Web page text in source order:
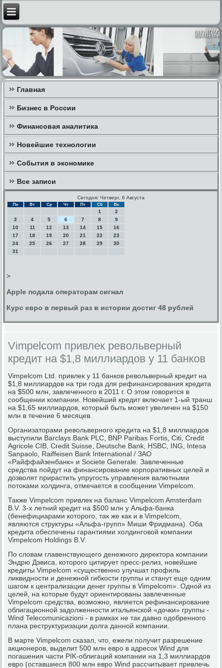
Главная
Бизнес в России
Финансовая аналитика
Новейшие технологии
События в экономике
Все записи
Сегодня: Четверг, 6 Августа
Пн Вт Ср Чт Пт Сб Вс
1
2
3
4 5 6 7 8
9
10
11 12 13 14 15
16
17
18 19 20 21 22
23
24
25 26 27 28 29
30
31
>
Apple подала операторам сигнал
Курс евро в первый раз в истории достиг 48 рублей
Vimpelcom привлек револьверный
кредит на $1,8 миллиардов у 11 банков
Vimpelcom Ltd. привлек у 11 банков револьверный кредит на
$1,8 миллиардов на три года для рефинансирования кредита
на $500 млн, завлеченного в 2011 г. О этом говорится в
сообщении компании. Новейший кредит включает 1-ый транш
на $1,65 миллиардов, который быть может увеличен на $150
млн в течение 6 месяцев.
Организаторами револьверного кредита на $1,8 миллиардов
выступили Barclays Bank PLC, BNP Paribas Fortis, Citi, Credit
Agricole CIB, Credit Suisse, Deutsche Bank, HSBC, ING, Intesa
Sanpaolo, Raiffeisen Bank International / ЗАО
«Райффайзенбанк» и Societe Generale. Завлеченные
средства пойдут на финансирование корпоративных целей и
дозволят прирастить упругость управления валютными
потоками холдинга, отмечается в сообщении Vimpelcom.
Также Vimpelcom привлек на баланс Vimpelcom Amsterdam
B.V. 3-х летний кредит на $500 млн у Альфа-банка
(бенефициарами которого, так же как и в Vimpelcom,
являются структуры «Альфа-групп» Миши Фридмана). Оба
кредита обеспечены гарантиями холдинговой компании
Vimpelсom Holdings B.V.
По словам главенствующего денежного директора компании
Эндрю Дэвиса, которого цитирует пресс-релиз, новейшие
кредиты Vimpelcom «существенно улучшат профиль
ликвидности и денежной гибкости группы и станут еще одним
шагом к централизации денег группы в Vimpelcom». Одной из
целей, на которые будут ориентированы завлеченные
Vimpelcom средства, возможно, является рефинансирование
облигационной задолженности итальянской «дочки» группы -
Wind Telecomunicazioni - в рамках не так давно одобренного
плана реструктуризации долга данной компании.
В марте Vimpelcom сказал, что, ежели получит разрешение
акционеров, выделит 500 млн евро в адресок Wind для
погашения части PIK-облигаций компании на 1,3 миллиардов
евро (оставшиеся 800 млн евро Wind рассчитывает привлечь